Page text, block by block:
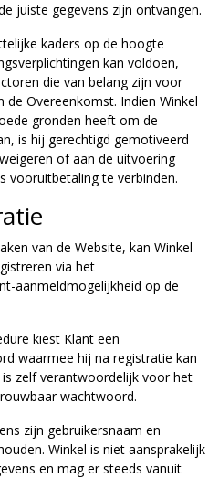
juiste gegevens zijn ontvangen.
kaders op de hoogte
kan voldoen,
die van belang zijn voor
Overeenkomst. Indien Winkel
gronden heeft om de
is hij gerechtigd gemotiveerd
of aan de uitvoering
vooruitbetaling te verbinden.
van de Website, kan Winkel
via het
aanmeldmogelijkheid op de
kiest Klant een
waarmee hij na registratie kan
zelf verantwoordelijk voor het
wachtwoord.
zijn gebruikersnaam en
Winkel is niet aansprakelijk
en mag er steeds vanuit